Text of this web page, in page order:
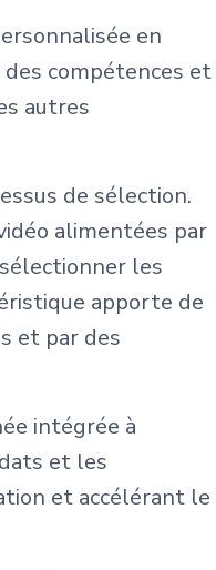
en
compétences et
autres
de sélection.
alimentées par
les
apporte de
et par des
intégrée à
et les
et accélérant le